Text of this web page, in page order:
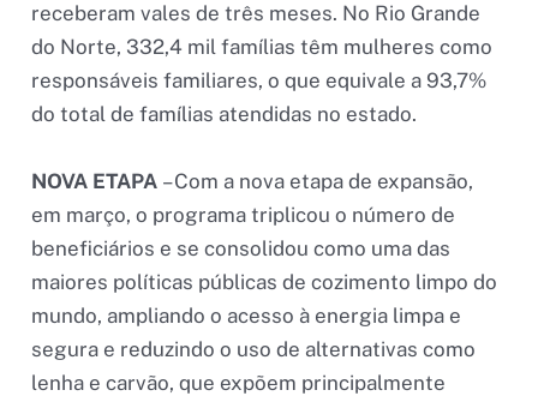
receberam vales de três meses. No Rio Grande
do Norte, 332,4 mil famílias têm mulheres como
responsáveis familiares, o que equivale a 93,7%
do total de famílias atendidas no estado.
NOVA ETAPA – Com a nova etapa de expansão,
em março, o programa triplicou o número de
beneficiários e se consolidou como uma das
maiores políticas públicas de cozimento limpo do
mundo, ampliando o acesso à energia limpa e
segura e reduzindo o uso de alternativas como
lenha e carvão, que expõem principalmente